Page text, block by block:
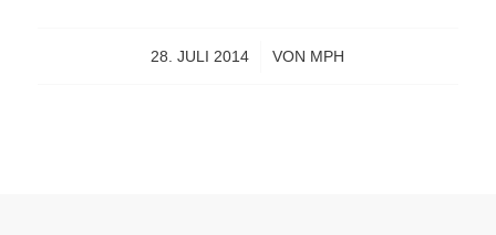
28. JULI 2014
/ VON MPH